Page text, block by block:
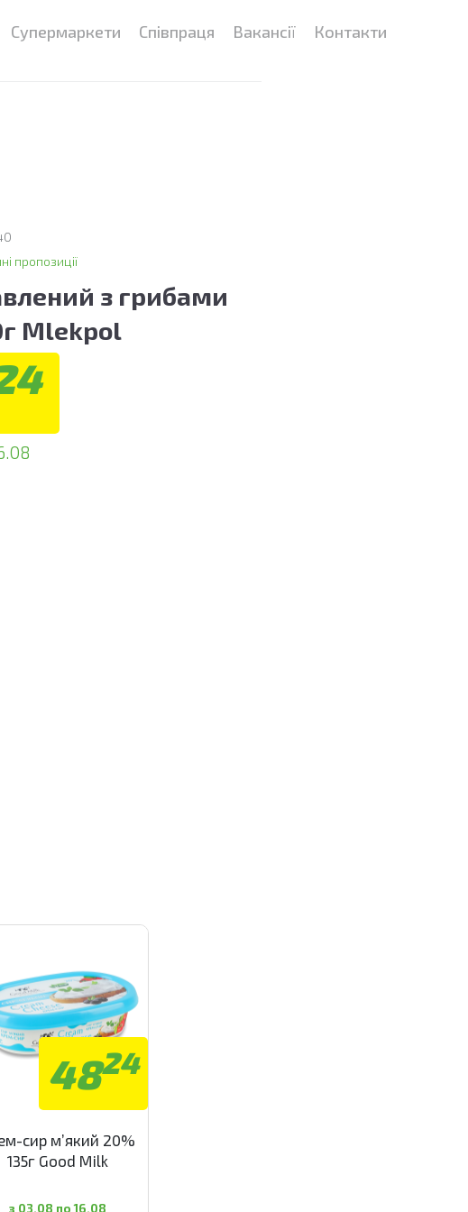
Супермаркети Співпраця Вакансії Контакти
пропозиції
з грибами
Mlekpol
4824
сир м’який 20%
135г Good Milk
з 03.08 по 16.08